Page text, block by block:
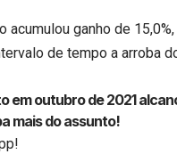
ganho de
de tempo a arroba
em outubro de 2021
mais do assunto!